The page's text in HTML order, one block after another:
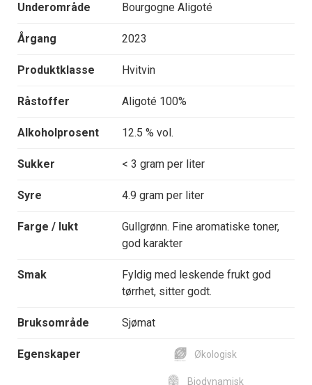
Underområde Bourgogne Aligoté
Årgang 2023
Produktklasse Hvitvin
Råstoffer Aligoté 100%
Alkoholprosent 12.5 % vol.
Sukker < 3 gram per liter
Syre 4.9 gram per liter
Farge / lukt
Gullgrønn. Fine aromatiske toner,
god karakter
Smak
Fyldig med leskende frukt god
tørrhet, sitter godt.
Bruksområde Sjømat
Egenskaper Økologisk
Biodynamisk